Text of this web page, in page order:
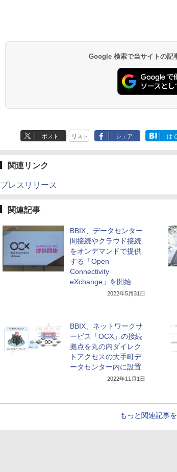
Google 検索で当サイトの記
ポスト リスト シェア は
関連リンク
プレスリリース
関連記事
BBIX、データセンター
間接続やクラウド接続
をオンデマンドで提供
する「Open
Connectivity
eXchange」を開始
2022年5月31日
BBIX、ネットワークサ
ービス「OCX」の接続
拠点を丸の内ダイレク
トアクセスの大手町デ
ータセンター内に設置
2022年11月1日
もっと関連記事